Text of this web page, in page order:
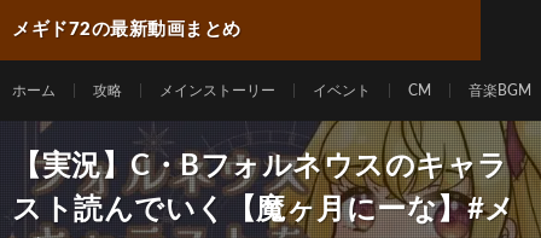
メギド72の最新動画まとめ
ホーム 攻略 メインストーリー イベント CM 音楽BGM
【実況】C・Bフォルネウスのキャラ
スト読んでいく【魔ヶ月にーな】#メ